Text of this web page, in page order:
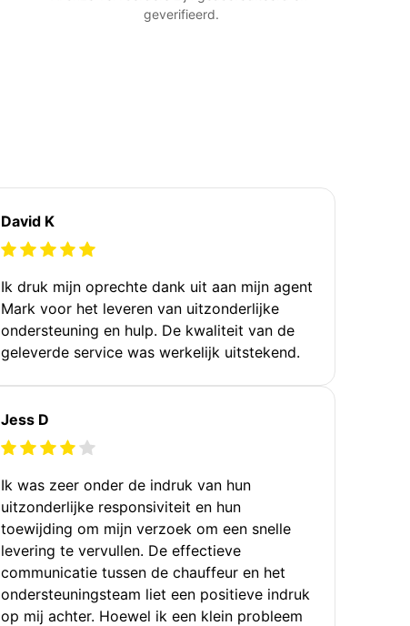
geverifieerd.
David K
Ik druk mijn oprechte dank uit aan mijn agent
Mark voor het leveren van uitzonderlijke
ondersteuning en hulp. De kwaliteit van de
geleverde service was werkelijk uitstekend.
Jess D
Ik was zeer onder de indruk van hun
uitzonderlijke responsiviteit en hun
toewijding om mijn verzoek om een snelle
levering te vervullen. De effectieve
communicatie tussen de chauffeur en het
ondersteuningsteam liet een positieve indruk
op mij achter. Hoewel ik een klein probleem